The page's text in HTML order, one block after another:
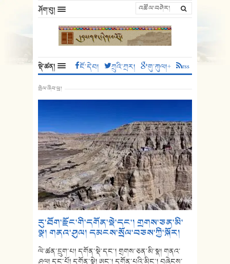
ཤོག་བུ།
སྡེ་ཚན། ངོ་དེབ། ཀྲུའི་ཀྲར། གུ་ཀུལ།+ rss
སྤེལ་ཞིབ་ཕྲ།
རུ་ཐོག་རྫོང་གི་དགོན་སྡེ་དང་། གྲགས་ཅན་མི་
སྣ། གནའ་ཤུལ། དམངས་སྲོལ་བཅས་ཀྱི་སྐོར།
ལེ་ཚན་དྲུག་པ། དགོན་སྡེ་དང་། གྲགས་ཅན་མི་སྣ། གནའ་
ཤུལ། དང་པོ། དགོན་སྡེ། ཨང་། དགོན་པའི་མིང་། བཞེངས་